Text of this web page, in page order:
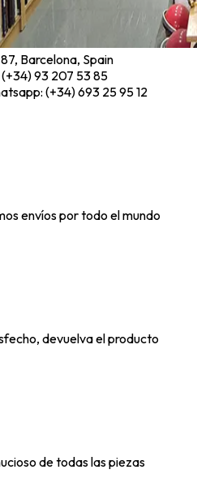
Barcelona, Spain
93 207 53 85
(+34) 693 25 95 12
envíos por todo el mundo
devuelva el producto
de todas las piezas